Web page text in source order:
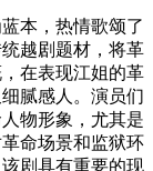
本，热情歌颂了
越剧题材，将革
在表现江姐的革
腻感人。演员们
物形象，尤其是
命场景和监狱环
剧具有重要的现